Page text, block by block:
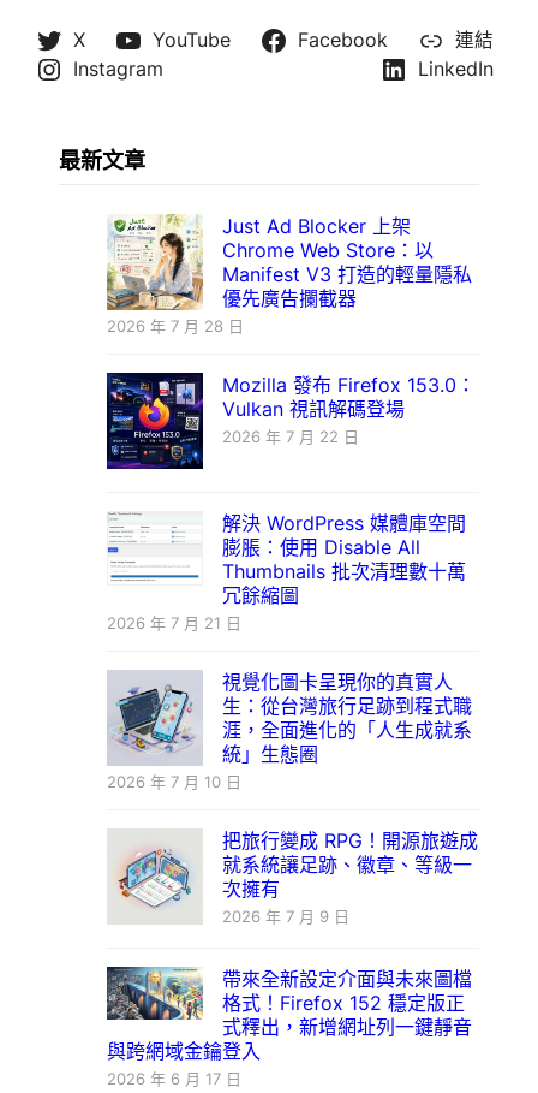
X YouTube Facebook
連結
Instagram
LinkedIn
最新文章
Just Ad Blocker 上架
Chrome Web Store：以
Manifest V3 打造的輕量隱私
優先廣告攔截器
2026 年 7 月 28 日
Mozilla 發布 Firefox 153.0：
Vulkan 視訊解碼登場
2026 年 7 月 22 日
解決 WordPress 媒體庫空間
膨脹：使用 Disable All
Thumbnails 批次清理數十萬
冗餘縮圖
2026 年 7 月 21 日
視覺化圖卡呈現你的真實人
生：從台灣旅行足跡到程式職
涯，全面進化的「人生成就系
統」生態圈
2026 年 7 月 10 日
把旅行變成 RPG！開源旅遊成
就系統讓足跡、徽章、等級一
次擁有
2026 年 7 月 9 日
帶來全新設定介面與未來圖檔
格式！Firefox 152 穩定版正
式釋出，新增網址列一鍵靜音
與跨網域金鑰登入
2026 年 6 月 17 日